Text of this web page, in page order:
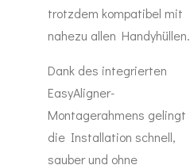
trotzdem kompatibel mit
nahezu allen Handyhüllen.
Dank des integrierten
EasyAligner-
Montagerahmens gelingt
die Installation schnell,
sauber und ohne